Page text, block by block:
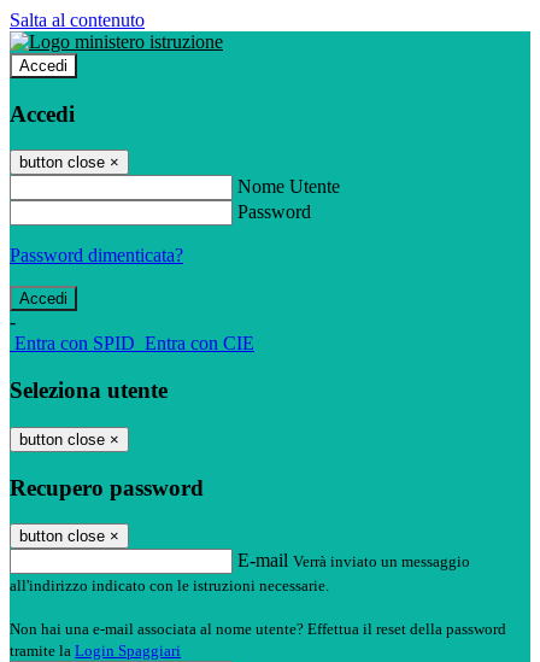
Salta al contenuto
Accedi
Accedi
button close ×
Nome Utente
Password
Password dimenticata?
-
Entra con SPID Entra con CIE
Seleziona utente
button close ×
Recupero password
button close ×
E-mail Verrà inviato un messaggio
all'indirizzo indicato con le istruzioni necessarie.
Non hai una e-mail associata al nome utente? Effettua il reset della password
tramite la Login Spaggiari